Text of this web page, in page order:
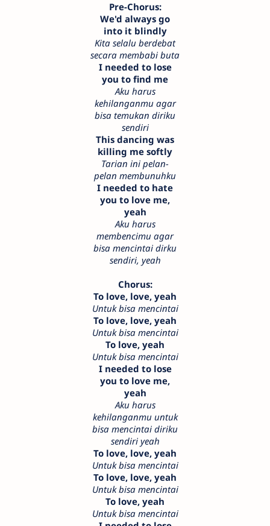
Pre-Chorus:
We'd always go
into it blindly
Kita selalu berdebat
secara membabi buta
I needed to lose
you to find me
Aku harus
kehilanganmu agar
bisa temukan diriku
sendiri
This dancing was
killing me softly
Tarian ini pelan-
pelan membunuhku
I needed to hate
you to love me,
yeah
Aku harus
membencimu agar
bisa mencintai dirku
sendiri, yeah
Chorus:
To love, love, yeah
Untuk bisa mencintai
To love, love, yeah
Untuk bisa mencintai
To love, yeah
Untuk bisa mencintai
I needed to lose
you to love me,
yeah
Aku harus
kehilanganmu untuk
bisa mencintai diriku
sendiri yeah
To love, love, yeah
Untuk bisa mencintai
To love, love, yeah
Untuk bisa mencintai
To love, yeah
Untuk bisa mencintai